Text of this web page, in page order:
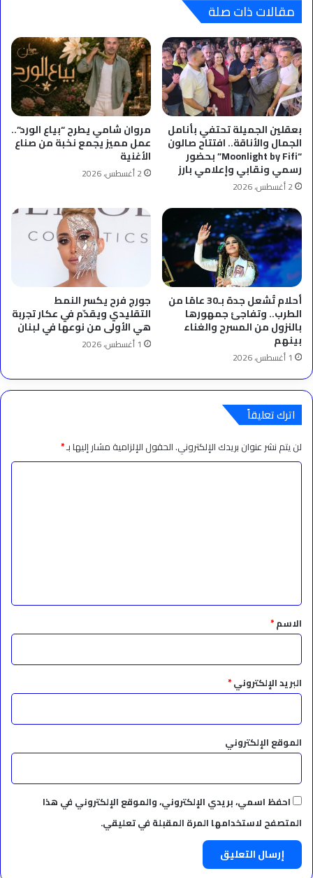
مقالات ذات صلة
بعقلين الجميلة تحتفي بأنامل
الجمال والأناقة.. افتتاح صالون
“Moonlight by Fifi” بحضور
رسمي ونقابي وإعلامي بارز
2 أغسطس، 2026
مروان شامي يطرح “بياع الورد”..
عمل مميز يجمع نخبة من صناع
الأغنية
2 أغسطس، 2026
أحلام تُشعل جدة بـ30 عامًا من
الطرب.. وتفاجئ جمهورها
بالنزول من المسرح والغناء
بينهم
1 أغسطس، 2026
جورج فرح يكسر النمط
التقليدي ويقدّم في عكار تجربة
هي الأولى من نوعها في لبنان
1 أغسطس، 2026
اترك تعليقاً
لن يتم نشر عنوان بريدك الإلكتروني.الحقول الإلزامية مشار إليها بـ*
*الاسم*
البريد الإلكتروني*
الموقع الإلكتروني
احفظ اسمي، بريدي الإلكتروني، والموقع الإلكتروني في هذا
المتصفح لاستخدامها المرة المقبلة في تعليقي.